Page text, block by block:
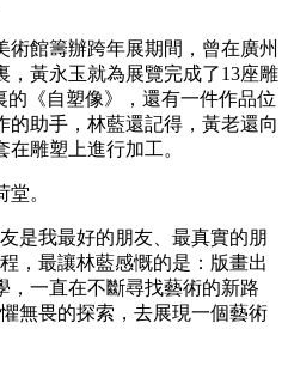
館籌辦跨年展期間，曾在廣州
，黃永玉就為展覽完成了13座雕
的《自塑像》，還有一件作品位
的助手，林藍還記得，黃老還向
雕塑上進行加工。
。
我最好的朋友、最真實的朋
，最讓林藍感慨的是：版畫出
，一直在不斷尋找藝術的新路
無畏的探索，去展現一個藝術